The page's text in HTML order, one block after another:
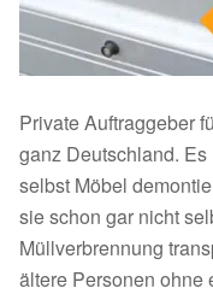
Private Auftraggeber
ganz Deutschland.
selbst Möbel
sie schon gar nicht
Müllverbrennung
ältere Personen ohne